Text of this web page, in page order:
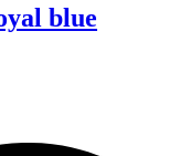
blue